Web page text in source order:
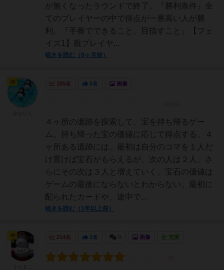
が無くなったラウンドで終了。『勝利条件』全
てのプレイヤーの中で得点が一番高い人が勝
利。『手番でできること、目指すこと』【フェ
イズ1】親プレイヤ...
続きを読む（9ヶ月前）
185名 0名 画像
４ヶ所の遺跡を探索して、宝を持ち帰るゲー
ム。持ち帰った宝の価値に応じて得点する。４
ヶ所ある遺跡には、最初は自分のコマを１人だ
け置けば宝石がもらえるが、次の人は２人、さ
らにその次は３人と増えていく。宝石の価値は
ゲームの最後にならないとわからない。最初に
配られたカードや、途中で...
続きを読む（1年以上前）
214名 2名 画像 充実
神